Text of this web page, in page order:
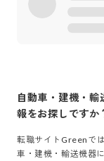
自動車・建機・輸
報をお探しですか
転職サイトGreenでは
車・建機・輸送機器